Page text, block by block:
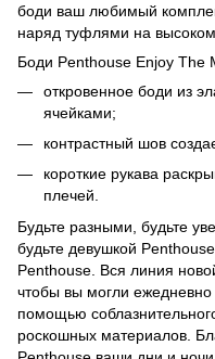
боди ваш любимый
наряд туфлями на высоком
Боди Penthouse Enjoy The
откровенное боди из
ячейками;
контрастный шов
короткие рукава
плечей.
Будьте разными, будьте
будьте девушкой
Penthouse. Вся линия
чтобы вы могли ежедневно
помощью
роскошных материалов.